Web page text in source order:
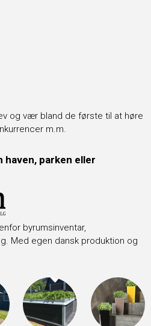
og vær bland de første til at høre
m.m.
parken eller
byrumsinventar,
Med egen dansk produktion og